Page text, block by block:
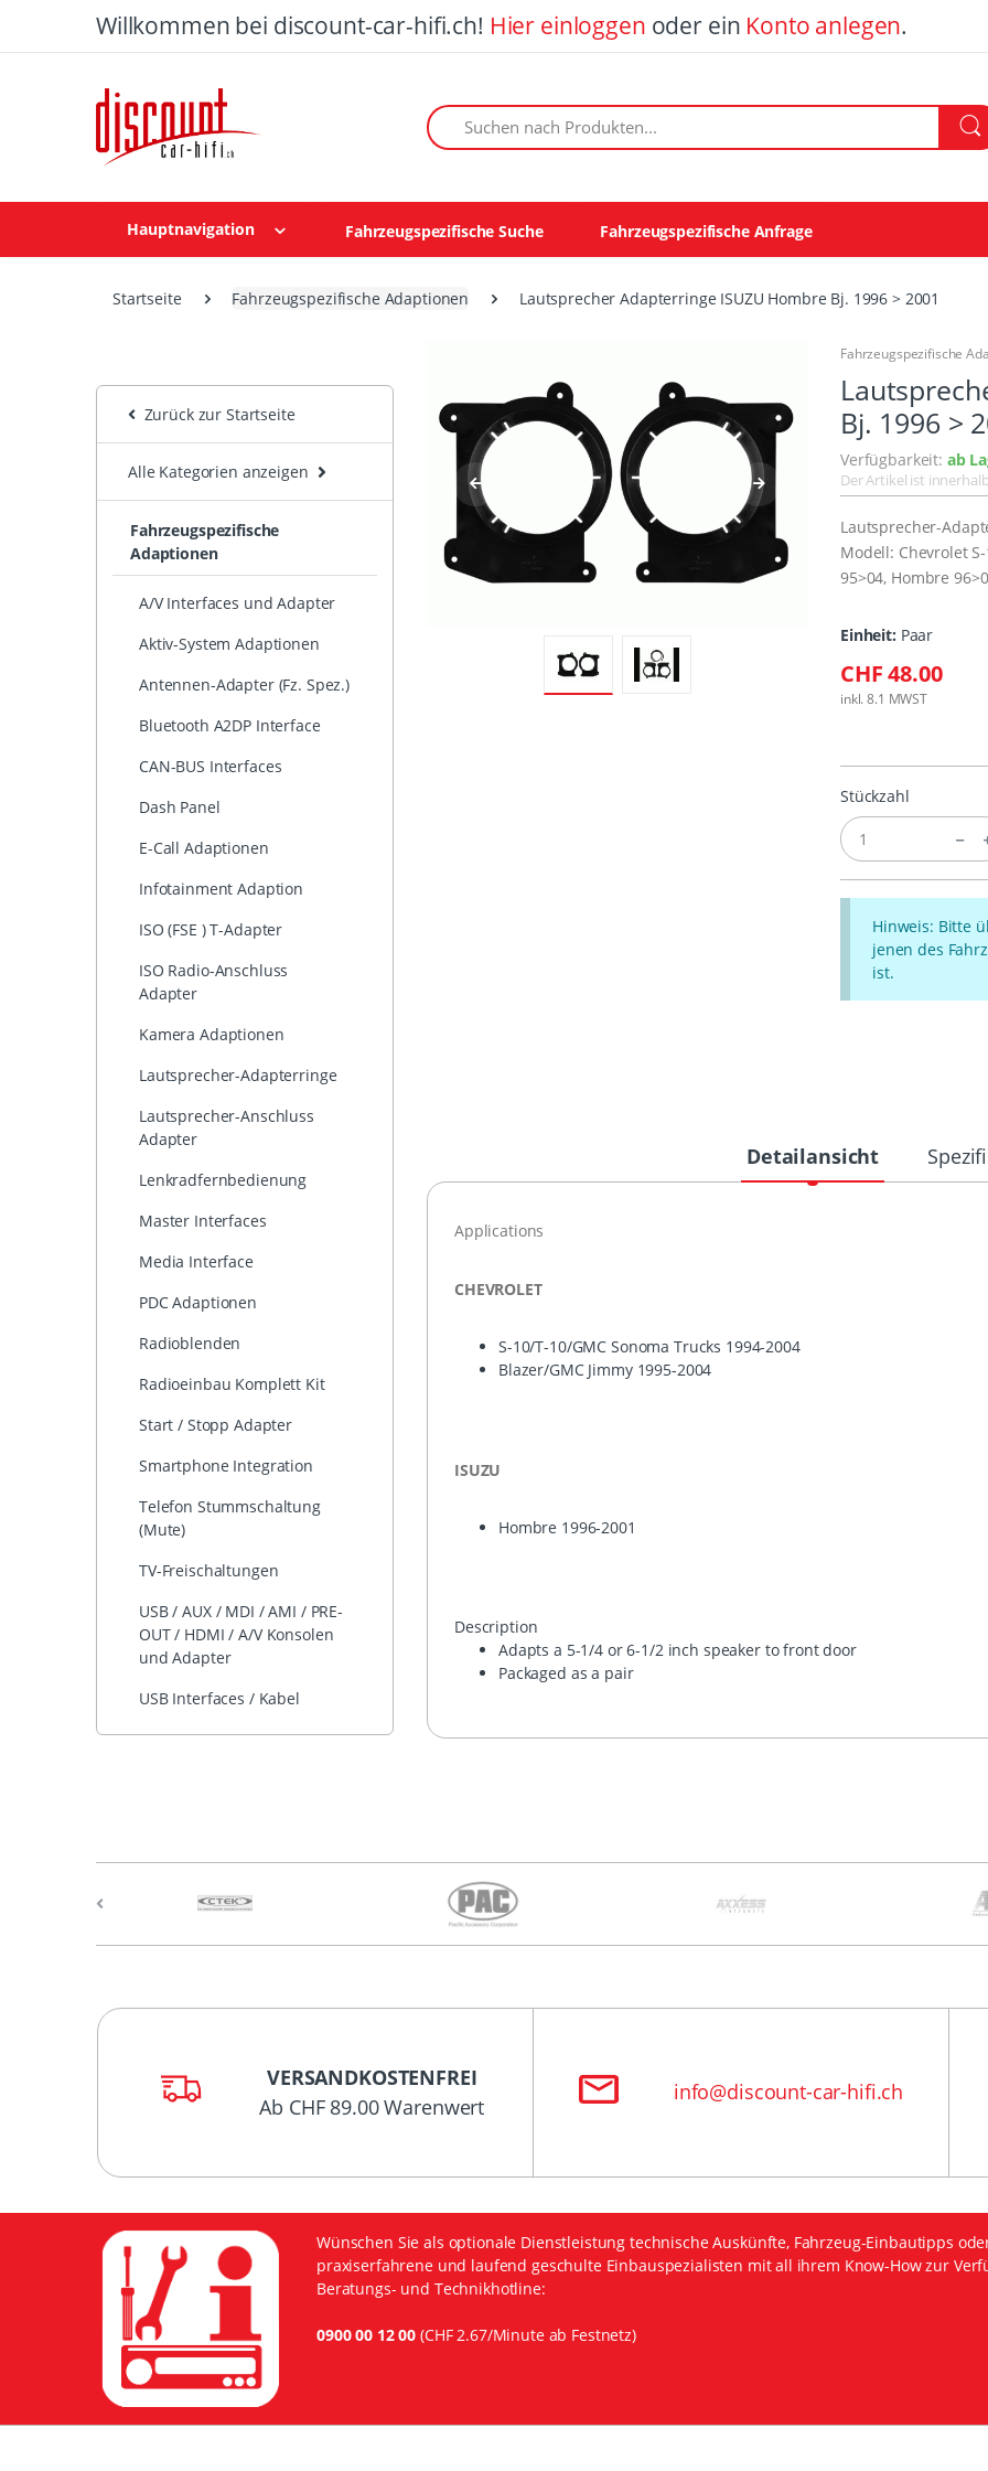
Willkommen bei discount-car-hifi.ch! Hier einloggen oder ein Konto anlegen.
Suchen nach Produkten:
Hauptnavigation Fahrzeugspezifische Suche Fahrzeugspezifische Anfrage
Startseite Fahrzeugspezifische Adaptionen Lautsprecher Adapterringe ISUZU Hombre Bj. 1996 > 2001
Zurück zur Startseite
Alle Kategorien anzeigen
Fahrzeugspezifische
Adaptionen
A/V Interfaces und Adapter
Aktiv-System Adaptionen
Antennen-Adapter (Fz. Spez.)
Bluetooth A2DP Interface
CAN-BUS Interfaces
Dash Panel
E-Call Adaptionen
Infotainment Adaption
ISO (FSE ) T-Adapter
ISO Radio-Anschluss
Adapter
Kamera Adaptionen
Lautsprecher-Adapterringe
Lautsprecher-Anschluss
Adapter
Lenkradfernbedienung
Master Interfaces
Media Interface
PDC Adaptionen
Radioblenden
Radioeinbau Komplett Kit
Start / Stopp Adapter
Smartphone Integration
Telefon Stummschaltung
(Mute)
TV-Freischaltungen
USB / AUX / MDI / AMI / PRE-
OUT / HDMI / A/V Konsolen
und Adapter
USB Interfaces / Kabel
Fahrzeugspezifische
Bj. 1996 >
Verfügbarkeit: ab
Der Artikel ist
Lautsprecher-
Modell: Chevrolet
95>04, Hombre
Einheit: Paar
CHF 48.00
inkl. 8.1 MWST
Stückzahl
Hinweis: Bitte
jenen des
ist.
Detailansicht
Applications
CHEVROLET
S-10/T-10/GMC Sonoma Trucks 1994-2004
Blazer/GMCJimmy 1995-2004
ISUZU
Hombre 1996-2001
Description
Adapts a 5-1/4 or 6-1/2 inch speaker to front door
Packaged as a pair
VERSANDKOSTENFREI
Ab CHF 89.00 Warenwert
info@discount-car-hifi.ch
Wünschen Sie als optionale Dienstleistung technische Auskünfte, Fahrzeug-Einbautipps
praxiserfahrene und laufend geschulte Einbauspezialisten mit all ihrem Know-How zur
Beratungs- und Technikhotline:
0900 00 12 00 (CHF 2.67/Minute ab Festnetz)